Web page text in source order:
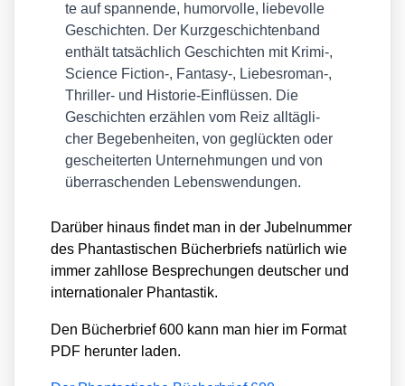
te auf span­nen­de, humor­vol­le, lie­be­vol­le
Geschich­ten. Der Kurz­ge­schich­ten­band
ent­hält tat­säch­lich Geschich­ten mit Krimi‑,
Sci­ence Fiction‑, Fantasy‑, Liebesroman‑,
Thril­ler- und His­to­rie-Ein­flüs­sen. Die
Geschich­ten erzäh­len vom Reiz all­täg­li­
cher Bege­ben­hei­ten, von geglück­ten oder
geschei­ter­ten Unter­neh­mun­gen und von
über­ra­schen­den Lebens­wen­dun­gen.
Dar­über hin­aus fin­det man in der Jubel­num­mer
des Phan­tas­ti­schen Bücher­briefs natür­lich wie
immer zahl­lo­se Bespre­chun­gen deut­scher und
inter­na­tio­na­ler Phan­tas­tik.
Den Bücher­brief 600 kann man hier im For­mat
PDF her­un­ter laden.